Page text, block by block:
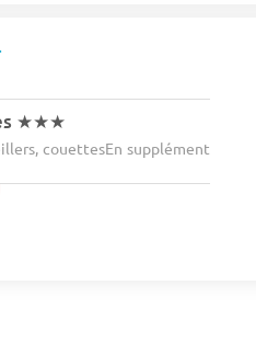
★★★
couettesEn supplément